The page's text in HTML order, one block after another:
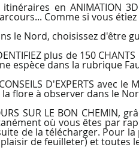
itinéraires en
Comme si vous
le Nord, choisissez
plus de 150
espèce dans la rubrique
CONSEILS D'EXPERTS
flore à observer dans le
SUR LE BON CHEMIN,
où vous êtes par
de la télécharger. Pour
de feuilleter) et toutes